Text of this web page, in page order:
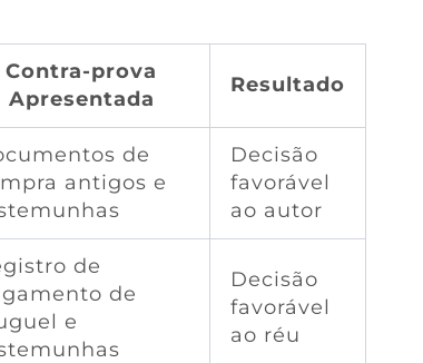
Contra-prova
Apresentada
Resultado
de
antigos e
Decisão
favorável
ao autor
de
de
e
Decisão
favorável
ao réu